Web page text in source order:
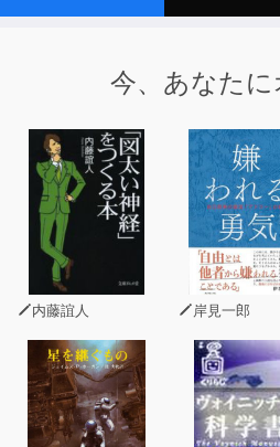
今、あなたに
内藤誼人 岸見一郎